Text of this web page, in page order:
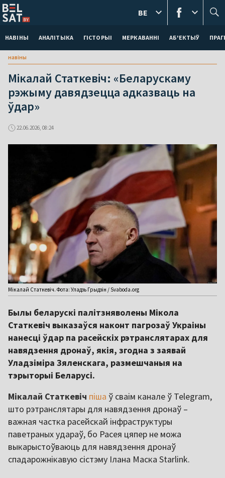
НАВІНЫ АНАЛІТЫКА ГІСТОРЫІ МЕРКАВАННI АБ'ЕКТЫЎ
BE
навіны
Мікалай Статкевіч: «Беларускаму
рэжыму давядзецца адказваць на
ўдар»
22.06.2026, 08:24
Мікалай Статкевіч. Фота: Уладзь Грыдзін / Svaboda.org
Былы беларускі палітзняволены Мікола
Статкевіч выказаўся наконт пагрозаў Украіны
нанесці ўдар па расейскіх рэтранслятарах для
навядзення дронаў, якія, згодна з заявай
Уладзіміра Зяленскага, размешчаныя на
тэрыторыі Беларусі.
Мікалай Статкевіч піша ў сваім канале ў Telegram,
што рэтранслятары для навядзення дронаў –
важная частка расейскай інфраструктуры
паветраных удараў, бо Расея цяпер не можа
выкарыстоўваюць для навядзення дронаў
спадарожнікавую сістэму Ілана Маска Starlink.